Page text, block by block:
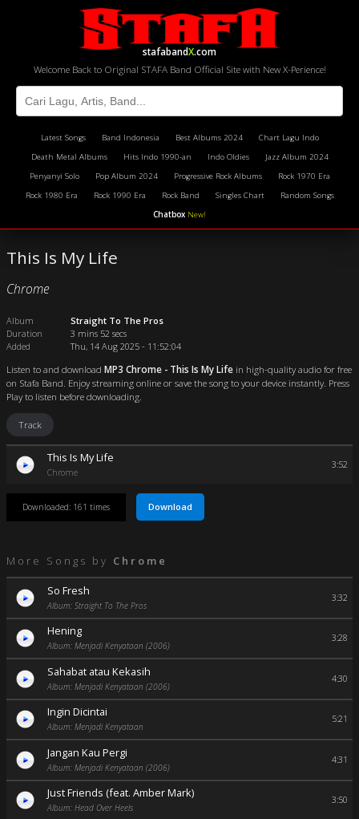
stafabandX.com
Welcome Back to Original STAFA Band Official Site with New X-Perience!
Latest Songs Band Indonesia Best Albums 2024
Chart Lagu Indo
Death Metal Albums
Hits Indo 1990-an Indo Oldies
Jazz Album 2024
Penyanyi Solo
Pop Album 2024 Progressive Rock Albums
Rock 1970 Era
Rock 1980 Era
Rock 1990 Era Rock Band Singles Chart
Random Songs
Chatbox New!
This Is My Life
Chrome
Album
Straight To The Pros
Duration
3 mins 52 secs
Added
Thu, 14 Aug 2025 - 11:52:04
Listen to and download MP3 Chrome - This Is My Life in high-quality audio for free
on Stafa Band. Enjoy streaming online or save the song to your device instantly. Press
Play to listen before downloading.
Track
This Is My Life
Chrome
3:52
Downloaded: 161 times Download
More Songs by Chrome
So Fresh
Album: Straight To The Pros
3:32
Hening
Album: Menjadi Kenyataan (2006)
3:28
Sahabat atau Kekasih
Album: Menjadi Kenyataan (2006)
4:30
Ingin Dicintai
Album: Menjadi Kenyataan
5:21
Jangan Kau Pergi
Album: Menjadi Kenyataan (2006)
4:31
Just Friends (feat. Amber Mark)
Album: Head Over Heels
3:50